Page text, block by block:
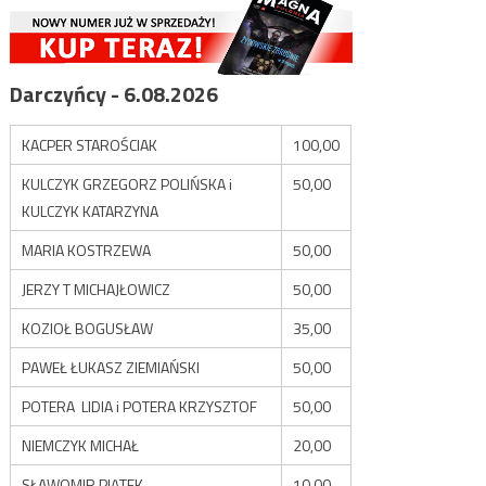
Darczyńcy - 6.08.2026
KACPER STAROŚCIAK
100,00
KULCZYK GRZEGORZ POLIŃSKA i
KULCZYK KATARZYNA
50,00
MARIA KOSTRZEWA
50,00
JERZY T MICHAJŁOWICZ
50,00
KOZIOŁ BOGUSŁAW
35,00
PAWEŁ ŁUKASZ ZIEMIAŃSKI
50,00
POTERA LIDIA i POTERA KRZYSZTOF
50,00
NIEMCZYK MICHAŁ
20,00